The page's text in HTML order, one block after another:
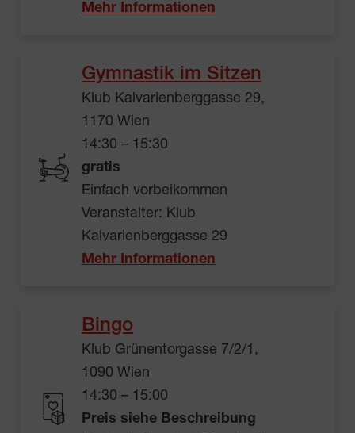
Mehr Informationen
Gymnastik im Sitzen
Klub Kalvarienberggasse 29,
1170 Wien
14:30 – 15:30
gratis
Einfach vorbeikommen
Veranstalter: Klub
Kalvarienberggasse 29
Mehr Informationen
Bingo
Klub Grünentorgasse 7/2/1,
1090 Wien
14:30 – 15:00
Preis siehe Beschreibung